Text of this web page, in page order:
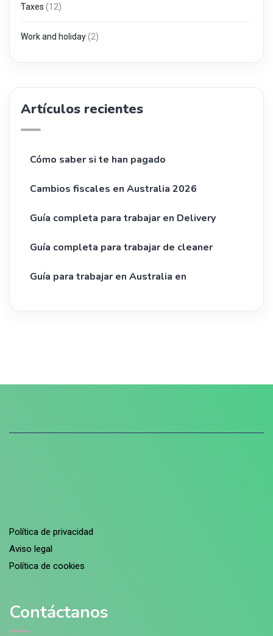
Taxes (12)
Work and holiday(2)
Artículos recientes
Cómo saber si te han pagado
Cambios fiscales en Australia 2026
Guía completa para trabajar en Delivery
Guía completa para trabajar de cleaner
Guía para trabajar en Australia en
Política de privacidad
Aviso legal
Política de cookies
Contáctanos